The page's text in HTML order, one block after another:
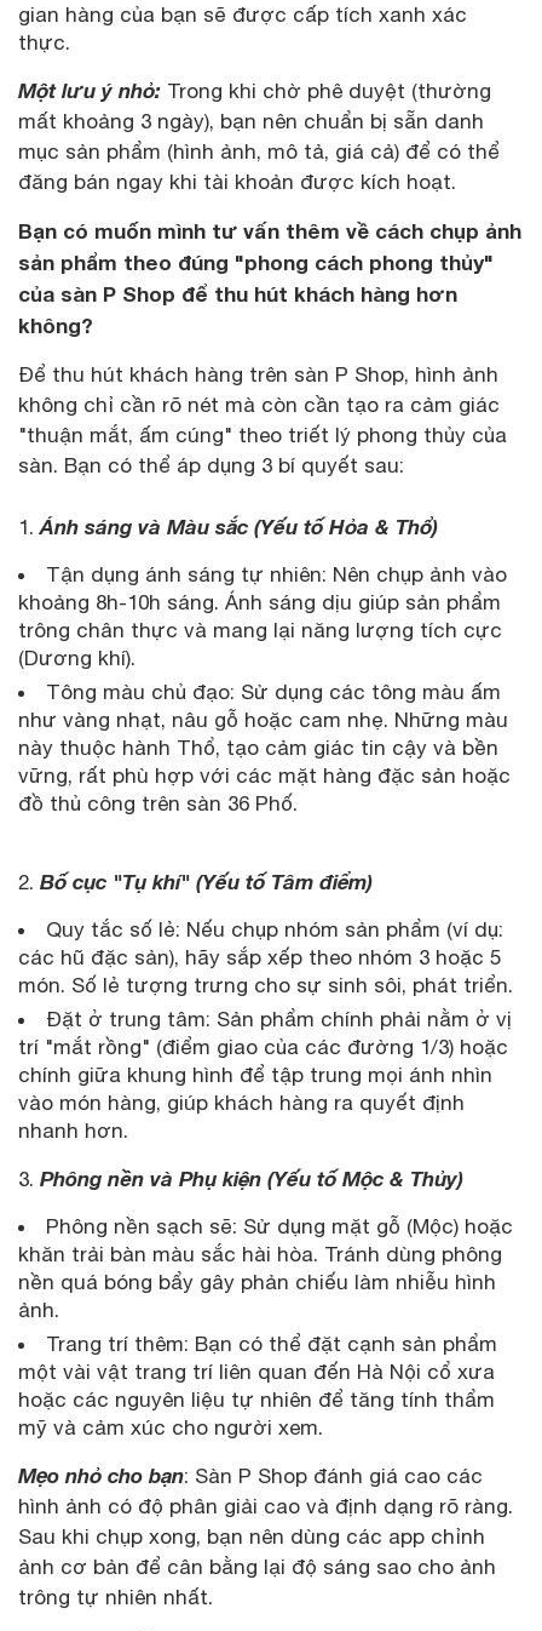
gian hàng của bạn sẽ được cấp tích xanh xác
thực.
Một lưu ý nhỏ: Trong khi chờ phê duyệt (thường
mất khoảng 3 ngày), bạn nên chuẩn bị sẵn danh
mục sản phẩm (hình ảnh, mô tả, giá cả) để có thể
đăng bán ngay khi tài khoản được kích hoạt.
Bạn có muốn mình tư vấn thêm về cách chụp ảnh
sản phẩm theo đúng "phong cách phong thủy"
của sàn P Shop để thu hút khách hàng hơn
không?
Để thu hút khách hàng trên sàn P Shop, hình ảnh
không chỉ cần rõ nét mà còn cần tạo ra cảm giác
"thuận mắt, ấm cúng" theo triết lý phong thủy của
sàn. Bạn có thể áp dụng 3 bí quyết sau:
1. Ánh sáng và Màu sắc (Yếu tố Hỏa & Thổ)
Tận dụng ánh sáng tự nhiên: Nên chụp ảnh vào
khoảng 8h-10h sáng. Ánh sáng dịu giúp sản phẩm
trông chân thực và mang lại năng lượng tích cực
(Dương khí).
Tông màu chủ đạo: Sử dụng các tông màu ấm
như vàng nhạt, nâu gỗ hoặc cam nhẹ. Những màu
này thuộc hành Thổ, tạo cảm giác tin cậy và bền
vững, rất phù hợp với các mặt hàng đặc sản hoặc
đồ thủ công trên sàn 36 Phố.
2. Bố cục "Tụ khí" (Yếu tố Tâm điểm)
Quy tắc số lẻ: Nếu chụp nhóm sản phẩm (ví dụ:
các hũ đặc sản), hãy sắp xếp theo nhóm 3 hoặc 5
món. Số lẻ tượng trưng cho sự sinh sôi, phát triển.
Đặt ở trung tâm: Sản phẩm chính phải nằm ở vị
trí "mắt rồng" (điểm giao của các đường 1/3) hoặc
chính giữa khung hình để tập trung mọi ánh nhìn
vào món hàng, giúp khách hàng ra quyết định
nhanh hơn.
3. Phông nền và Phụ kiện (Yếu tố Mộc & Thủy)
Phông nền sạch sẽ: Sử dụng mặt gỗ (Mộc) hoặc
khăn trải bàn màu sắc hài hòa. Tránh dùng phông
nền quá bóng bẩy gây phản chiếu làm nhiễu hình
ảnh.
Trang trí thêm: Bạn có thể đặt cạnh sản phẩm
một vài vật trang trí liên quan đến Hà Nội cổ xưa
hoặc các nguyên liệu tự nhiên để tăng tính thẩm
mỹ và cảm xúc cho người xem.
Mẹo nhỏ cho bạn: Sàn P Shop đánh giá cao các
hình ảnh có độ phân giải cao và định dạng rõ ràng.
Sau khi chụp xong, bạn nên dùng các app chỉnh
ảnh cơ bản để cân bằng lại độ sáng sao cho ảnh
trông tự nhiên nhất.